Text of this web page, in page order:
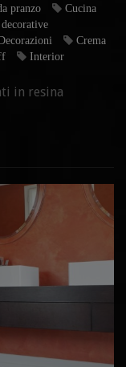
pranzo
Cucina
decorative
Crema
Interior
in resina